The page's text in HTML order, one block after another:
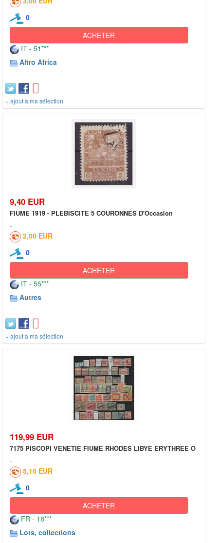
0
ACHETER
IT - 51***
Altro Africa
+ ajout à ma sélection
9,40 EUR
FIUME 1919 - PLEBISCITE 5 COURONNES D'Occasion
2,00 EUR
0
ACHETER
IT - 55***
Autres
+ ajout à ma sélection
119,99 EUR
7175 PISCOPI VENETIE FIUME RHODES LIBYE ERYTHREE O
5,10 EUR
0
ACHETER
FR - 18***
Lots, collections